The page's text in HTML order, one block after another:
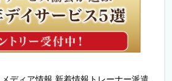
ディア情報,新着情報トレーナー派遣,